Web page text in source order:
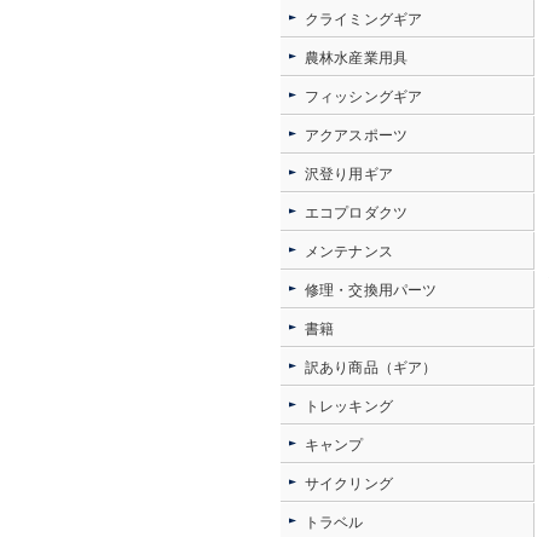
クライミングギア
農林水産業用具
フィッシングギア
アクアスポーツ
沢登り用ギア
エコプロダクツ
メンテナンス
修理・交換用パーツ
書籍
訳あり商品（ギア）
トレッキング
キャンプ
サイクリング
トラベル